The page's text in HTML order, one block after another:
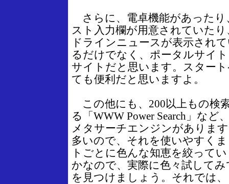
さらに、電卓機能があったり
スト入力欄が用意されていたり
ドラインニュースが表示され
るだけでなく、ポータルサイ
サイトだと思います。スター
ても便利だと思いますよ。
この他にも、200以上もの検
る「WWW Power Search」など
メタサーチエンジンがありま
多いので、それを使いやすく
トごとに色んな知恵を絞って
かなので、実際に色々試して
を見つけましょう。それでは